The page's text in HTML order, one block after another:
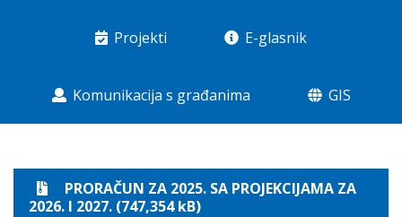
Projekti E-glasnik
Komunikacija s građanima GIS
PRORAČUN ZA 2025. SA PROJEKCIJAMA ZA
2026. I 2027. (747,354 kB)